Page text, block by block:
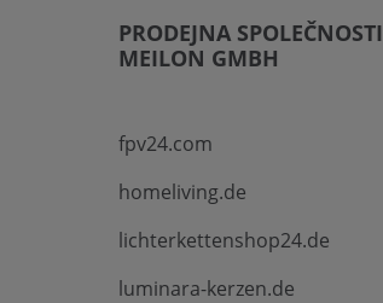
PRODEJNA SPOLEČNOSTI
MEILON GMBH
fpv24.com
homeliving.de
lichterkettenshop24.de
luminara-kerzen.de